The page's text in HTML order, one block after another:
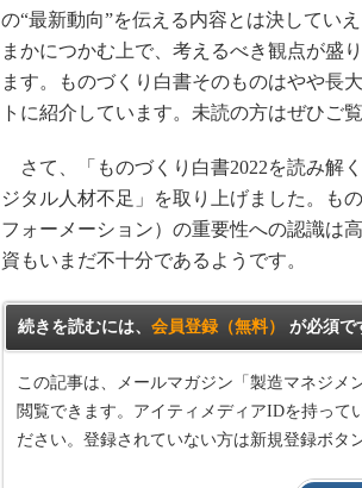
の“最新動向”を伝える内容とは決してい
まかにつかむ上で、考えるべき観点が盛
ます。ものづくり白書そのものはやや長
トに紹介しています。未読の方はぜひご覧
さて、「ものづくり白書2022を読み解
ジタル人材不足」を取り上げました。も
フォーメーション）の重要性への認識は
資もいまだ不十分であるようです。
続きを読むには、 会員登録（無料） が必須で
この記事は、メールマガジン「製造マネジメ
閲覧できます。アイティメディアIDを持って
ださい。登録されていない方は新規登録ボタ